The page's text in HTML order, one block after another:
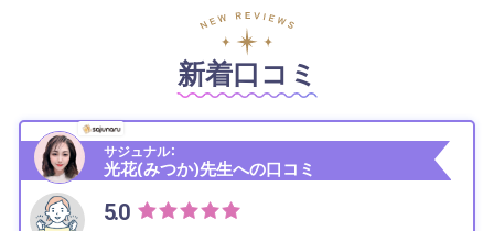
新着口コミ
サジュナル：
光花(みつか)先生への口コミ
5.0